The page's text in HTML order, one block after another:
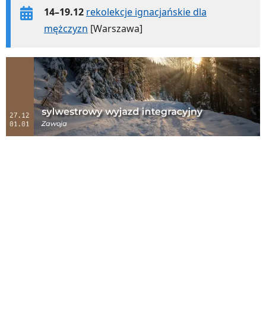
14–19.12 rekolekcje ignacjańskie dla
mężczyzn [Warszawa]